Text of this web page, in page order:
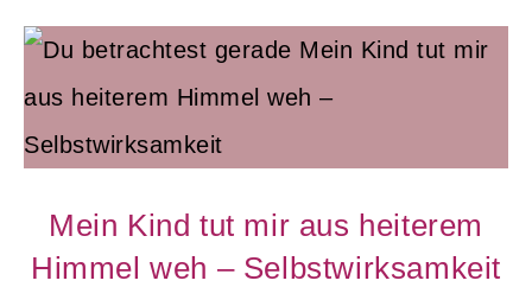
Mein Kind tut mir aus heiterem
Himmel weh – Selbstwirksamkeit